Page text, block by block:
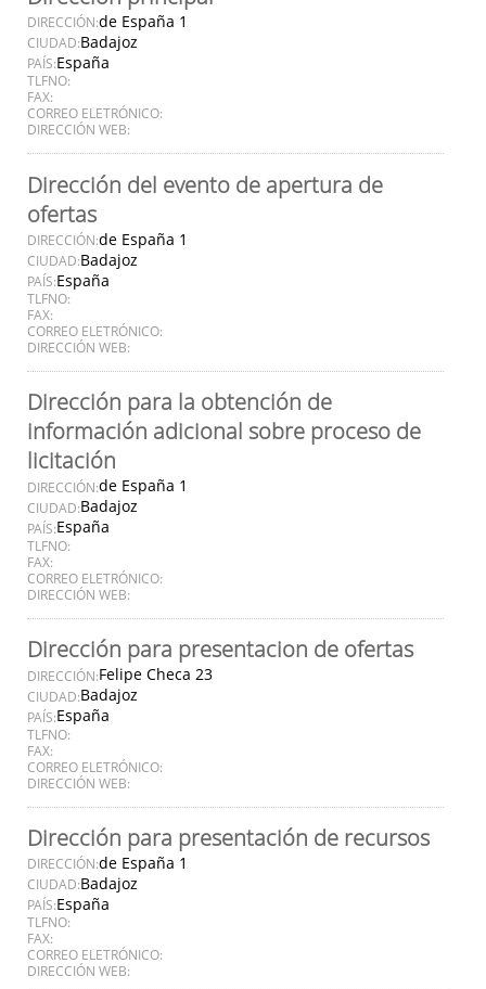
DIRECCIÓN:de España 1
CIUDAD:Badajoz
PAÍS:España
TLFNO:
FAX:
CORREO ELETRÓNICO:
DIRECCIÓN WEB:
Dirección del evento de apertura de
ofertas
DIRECCIÓN:de España 1
CIUDAD:Badajoz
PAÍS:España
TLFNO:
FAX:
CORREO ELETRÓNICO:
DIRECCIÓN WEB:
Dirección para la obtención de
información adicional sobre proceso de
licitación
DIRECCIÓN:de España 1
CIUDAD:Badajoz
PAÍS:España
TLFNO:
FAX:
CORREO ELETRÓNICO:
DIRECCIÓN WEB:
Dirección para presentacion de ofertas
DIRECCIÓN:Felipe Checa 23
CIUDAD:Badajoz
PAÍS:España
TLFNO:
FAX:
CORREO ELETRÓNICO:
DIRECCIÓN WEB:
Dirección para presentación de recursos
DIRECCIÓN:de España 1
CIUDAD:Badajoz
PAÍS:España
TLFNO:
FAX:
CORREO ELETRÓNICO:
DIRECCIÓN WEB: